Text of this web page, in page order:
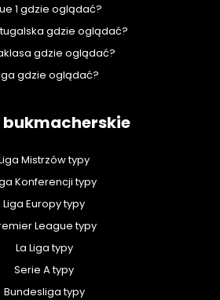
1 gdzie oglądać?
gdzie oglądać?
gdzie oglądać?
gdzie oglądać?
Mistrzów typy
Konferencji typy
Liga Europy typy
League typy
La Liga typy
Serie A typy
Bundesliga typy